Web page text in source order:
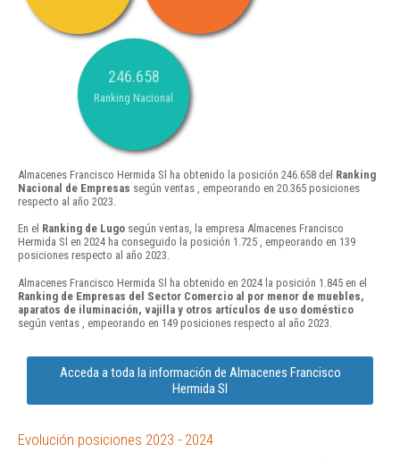
246.658
Ranking Nacional
Almacenes Francisco Hermida Sl ha obtenido la posición 246.658 del Ranking
Nacional de Empresas según ventas , empeorando en 20.365 posiciones
respecto al año 2023.
En el Ranking de Lugo según ventas, la empresa Almacenes Francisco
Hermida Sl en 2024 ha conseguido la posición 1.725 , empeorando en 139
posiciones respecto al año 2023.
Almacenes Francisco Hermida Sl ha obtenido en 2024 la posición 1.845 en el
Ranking de Empresas del Sector Comercio al por menor de muebles,
aparatos de iluminación, vajilla y otros artículos de uso doméstico
según ventas , empeorando en 149 posiciones respecto al año 2023.
Acceda a toda la información de Almacenes Francisco
Hermida Sl
Evolución posiciones 2023 - 2024